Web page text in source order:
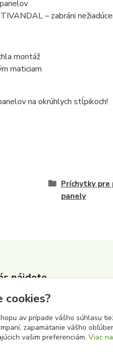
– zabráni
montáž
maticiam
na okrúhlych stĺpikoch!
Príchytky pre
panely
nájdete
Albert s.r.o.
3646
Sobota
cookies?
av prípade vášho súhlasu
zapamätanie vášho
vašim preferenciám. Viac